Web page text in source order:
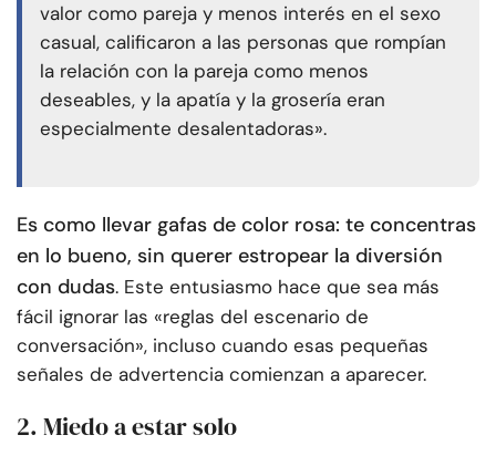
valor como pareja y menos interés en el sexo
casual, calificaron a las personas que rompían
la relación con la pareja como menos
deseables, y la apatía y la grosería eran
especialmente desalentadoras».
Es como llevar gafas de color rosa: te concentras
en lo bueno, sin querer estropear la diversión
con dudas. Este entusiasmo hace que sea más
fácil ignorar las «reglas del escenario de
conversación», incluso cuando esas pequeñas
señales de advertencia comienzan a aparecer.
2. Miedo a estar solo